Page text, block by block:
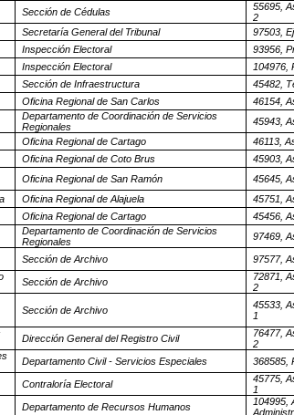
Sección de Cédulas
55695,
2
Secretaría General del Tribunal 97503,
Inspección Electoral 93956,
Inspección Electoral 104976,
Sección de Infraestructura 45482,
Oficina Regional de San Carlos 46154,
Departamento de Coordinación de Servicios
Regionales
45943,
Oficina Regional de Cartago 46113,
Oficina Regional de Coto Brus 45903,
Oficina Regional de San Ramón 45645,
Oficina Regional de Alajuela 45751,
Oficina Regional de Cartago 45456,
Departamento de Coordinación de Servicios
Regionales
97469,
Sección de Archivo 97577,
Sección de Archivo
72871,
2
Sección de Archivo
45533,
1
Dirección General del Registro Civil
76477,
2
Departamento Civil - Servicios Especiales 368585,
Contraloría Electoral
45775,
1
Departamento de Recursos Humanos
104995,